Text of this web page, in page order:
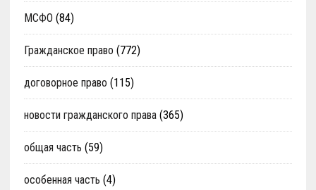
МСФО (84)
Гражданское право (772)
договорное право (115)
новости гражданского права(365)
общая часть (59)
особенная часть (4)